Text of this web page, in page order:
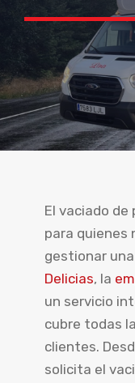
El vaciado de
para quienes
gestionar
Delicias, la
un servicio
cubre todas
clientes.
solicita el